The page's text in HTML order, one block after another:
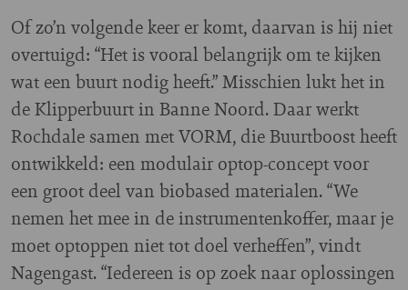
Of zo’n volgende keer er komt, daarvan is hij niet
overtuigd: “Het is vooral belangrijk om te kijken
wat een buurt nodig heeft.” Misschien lukt het in
de Klipperbuurt in Banne Noord. Daar werkt
Rochdale samen met VORM, die Buurtboost heeft
ontwikkeld: een modulair optop-concept voor
een groot deel van biobased materialen. “We
nemen het mee in de instrumentenkoffer, maar je
moet optoppen niet tot doel verheffen”, vindt
Nagengast. “Iedereen is op zoek naar oplossingen